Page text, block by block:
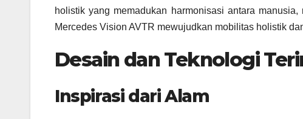
holistik yang memadukan harmonisasi antara
Mercedes Vision AVTR mewujudkan mobilitas holistik
Desain dan Teknologi
Inspirasi dari Alam